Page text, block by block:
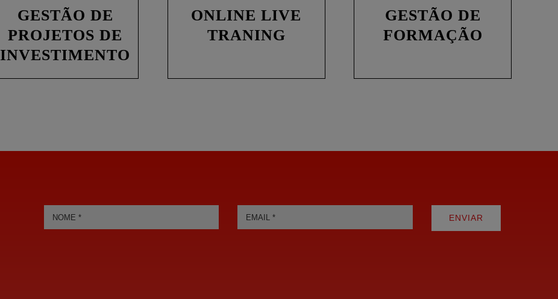
GESTÃO DE
PROJETOS DE
INVESTIMENTO
ONLINE LIVE
TRANING
GESTÃO DE
FORMAÇÃO
ENVIAR